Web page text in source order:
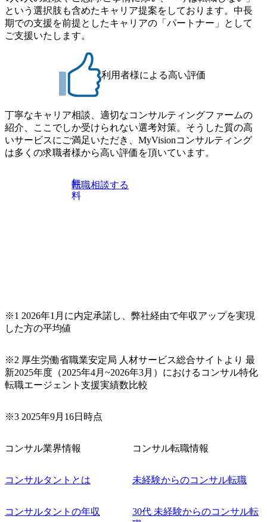
プロセス分析・AI活用_Sustainable SCM Strategy Unit(Strategy
Consultant職)≪東京・大阪≫ ・コンサルタント(SCS SUオー
プンポジション)【SCS SU】 ※当日は全体での会社説明な
どはなく、個別選考のみの実施を予定しています ※1名あた
りの拘束時間は1時間～最大2時間半程度を想定しています
※1次面接と最終面接の間をなるべく空けないよう調整して
おりますが、調整が叶わないケースもございます オンライ
ン 書類選考通過者
ェクトのご紹介、ケースワークショップなどを実施します
・10月17日(土)開催の選考会にて採用面接を実施する予定で
す ※ご都合が合わない方は別途調整いたします 初回プロ
ラインまたはオフラインの実施 ※東京オフィスのみのご応
募となります。他オフィス希望を含めたご応募はお受けい
たしかねますのでご了承ください ● フルタイムでの職務経
歴を2年以上お持ちの方で、東京オフィスのコンサルタント
ポジションに応募意思がある方 ● 英語・日本語ともにビジ
ネスレベルの方 ※日本語が母国語でない方は日本語能力
試験N1またはそれ相当の上級レベルの日本語力(会話・読解
力)
という選択肢も含めたキャリア提案をしております。中長
期での支援を前提としたキャリアの「パートナー」として
ご支援いたします。
利用者様による高い評価
丁寧なキャリア相談、適切なコンサルティングファームの
紹介、ここでしか受けられない選考対策。そうした質の高
いサービスにご満足いただき、MyVisionコンサルティング
は多くの求職者様から高い評価を頂いています。
無
料
転職相談する
※1 2026年1月に内定承諾し、弊社経由で年収アップを実現
した方の平均値
※2 厚生労働省職業安定局 人材サービス総合サイトより 最
新2025年度（2025年4月~2026年3月）におけるコンサル特化
転職エージェント支援実績数比較
※3 2025年9月16日時点
コンサル業界情報
コンサルタントとは
コンサルタントの年収
コンサル転職情報
未経験からのコンサル転職
30代 未経験からのコンサル転